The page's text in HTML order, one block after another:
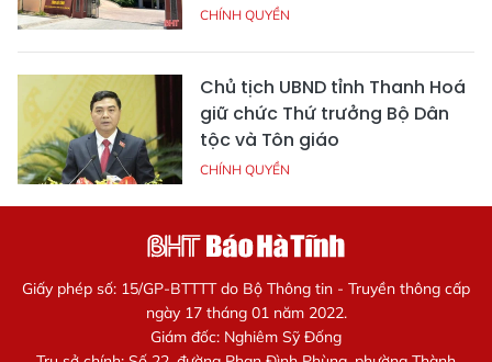
CHÍNH QUYỀN
Chủ tịch UBND tỉnh Thanh Hoá
giữ chức Thứ trưởng Bộ Dân
tộc và Tôn giáo
CHÍNH QUYỀN
Giấy phép số: 15/GP-BTTTT do Bộ Thông tin - Truyền thông cấp
ngày 17 tháng 01 năm 2022.
Giám đốc: Nghiêm Sỹ Đống